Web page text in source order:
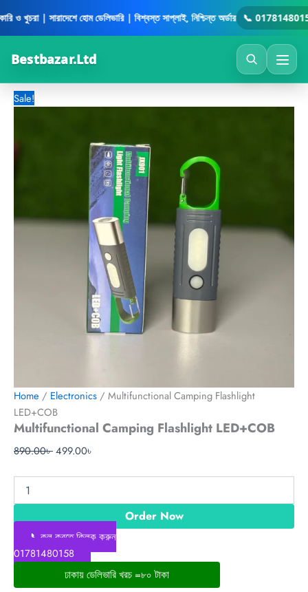
to
content
ও খুচরা | সারাদেশে হোম ডেলিভারি | বিশ্বস্ত সাপ্লাই, নিশ্চিন্ত অর্ডার 📞 01781480158
Bestbazar.Ltd
Sale!
Home / Electronics / Multifunctional Camping Flashlight
LED+COB
Multifunctional Camping Flashlight LED+COB
890.00৳
price
was:
890.00৳ .
499.00৳
price
is:
499.00৳ .
Camping
Flashlight
quantity
Order Now
📞কল করতে ক্লিক করুন
01781480158
ঢাকায় ডেলিভারি খরচ =৮০ টাকা